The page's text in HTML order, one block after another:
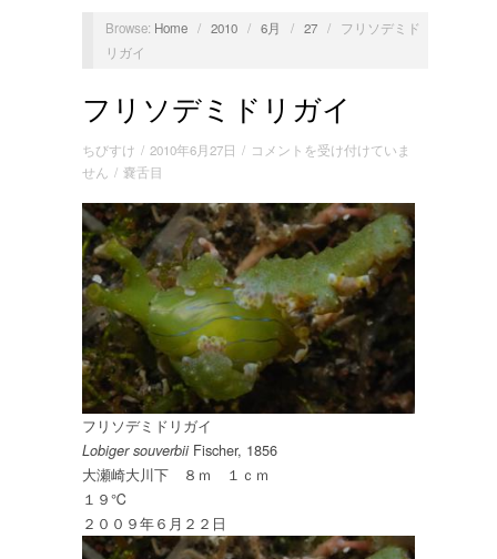
Browse: Home / 2010 / 6月 / 27 /
フリソデミド
リガイ
フリソデミドリガイ
ちびすけ / 2010年6月27日 / フ
デ
ミ
ド
リ
ガ
イ
コメントを受け付けていま
せん / 嚢舌目
フリソデミドリガイ
Lobiger souverbiiFischer, 1856
大瀬崎大川下 ８ｍ １ｃｍ
１９℃
２００９年６月２２日